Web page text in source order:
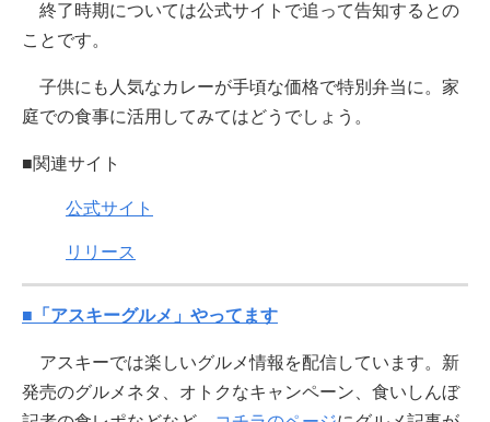
終了時期については公式サイトで追って告知するとの
ことです。
子供にも人気なカレーが手頃な価格で特別弁当に。家
庭での食事に活用してみてはどうでしょう。
■関連サイト
公式サイト
リリース
■「アスキーグルメ」やってます
アスキーでは楽しいグルメ情報を配信しています。新
発売のグルメネタ、オトクなキャンペーン、食いしんぼ